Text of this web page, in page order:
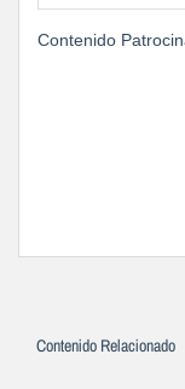
Contenido
Contenido Relacionado